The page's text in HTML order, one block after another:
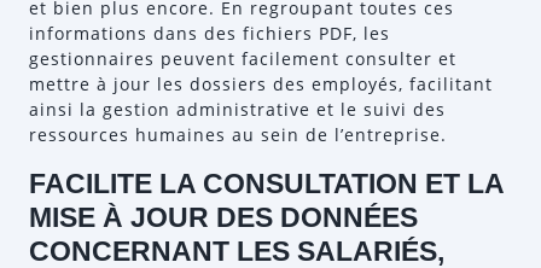
et bien plus encore. En regroupant toutes ces
informations dans des fichiers PDF, les
gestionnaires peuvent facilement consulter et
mettre à jour les dossiers des employés, facilitant
ainsi la gestion administrative et le suivi des
ressources humaines au sein de l’entreprise.
FACILITE LA CONSULTATION ET LA
MISE À JOUR DES DONNÉES
CONCERNANT LES SALARIÉS,